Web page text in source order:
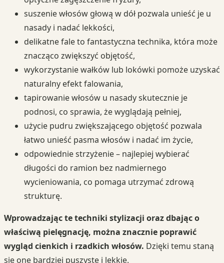
suszenie włosów głową w dół pozwala unieść je u
nasady i nadać lekkości,
delikatne fale to fantastyczna technika, która może
znacząco zwiększyć objętość,
wykorzystanie wałków lub lokówki pomoże uzyskać
naturalny efekt falowania,
tapirowanie włosów u nasady skutecznie je
podnosi, co sprawia, że wyglądają pełniej,
użycie pudru zwiększającego objętość pozwala
łatwo unieść pasma włosów i nadać im życie,
odpowiednie strzyżenie – najlepiej wybierać
długości do ramion bez nadmiernego
wycieniowania, co pomaga utrzymać zdrową
strukturę.
Wprowadzając te techniki stylizacji oraz dbając o
właściwą pielęgnację, można znacznie poprawić
wygląd cienkich i rzadkich włosów. Dzięki temu staną
się one bardziej puszyste i lekkie.